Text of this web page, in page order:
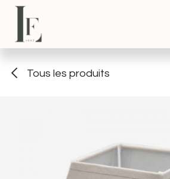
Se rendre au contenu
Tous les produits